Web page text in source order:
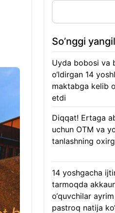
So’nggi
Uyda bobosi va
o‘ldirgan 14
maktabga kelib
etdi
Diqqat! Ertaga
uchun OTM va
tanlashning
14 yoshgacha
tarmoqda
o‘quvchilar
pastroq natija